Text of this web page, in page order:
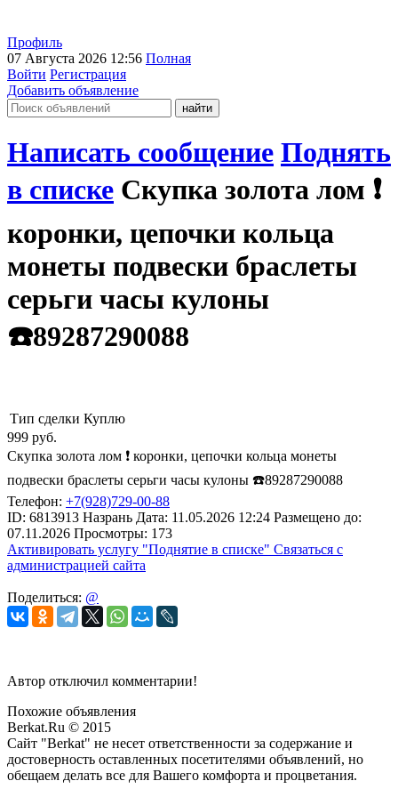
Профиль
07 Августа 2026 12:56 Полная
Войти Регистрация
Добавить объявление
Написать сообщение Поднять
в списке Скупка золота лом ❗️
коронки, цепочки кольца
монеты подвески браслеты
серьги часы кулоны
☎️89287290088
Тип сделки Куплю
999 руб.
Скупка золота лом ❗️ коронки, цепочки кольца монеты
подвески браслеты серьги часы кулоны ☎️89287290088
Телефон: +7(928)729-00-88
ID: 6813913 Назрань Дата: 11.05.2026 12:24 Размещено до:
07.11.2026 Просмотры: 173
Активировать услугу "Поднятие в списке" Связаться с
администрацией сайта
Поделиться: @
Автор отключил комментарии!
Похожие объявления
Berkat.Ru © 2015
Сайт "Berkat" не несет ответственности за содержание и
достоверность оставленных посетителями объявлений, но
обещаем делать все для Вашего комфорта и процветания.